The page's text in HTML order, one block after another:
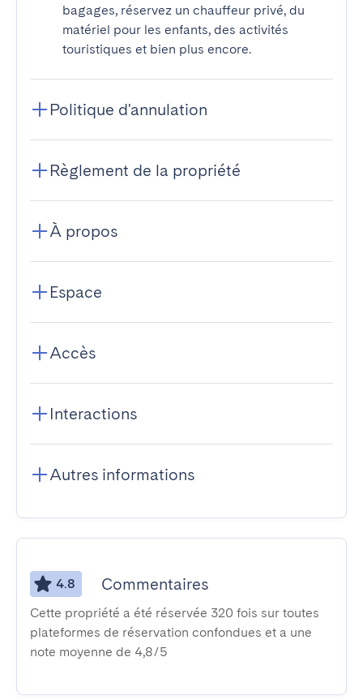
bagages, réservez un chauffeur privé, du
matériel pour les enfants, des activités
touristiques et bien plus encore.
Politique d'annulation
Règlement de la propriété
À propos
Espace
Accès
Interactions
Autres informations
4.8 Commentaires
Cette propriété a été réservée 320 fois sur toutes
plateformes de réservation confondues et a une
note moyenne de 4,8/5